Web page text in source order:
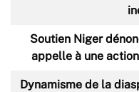
Soutien Niger
appelle à une
Dynamisme de la